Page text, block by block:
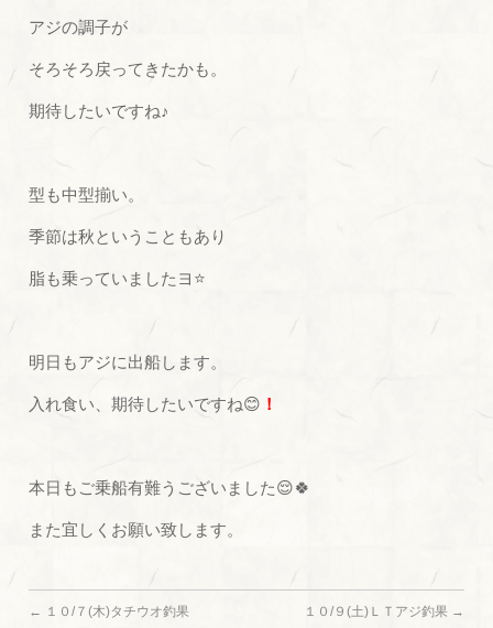
アジの調子が
そろそろ戻ってきたかも。
期待したいですね♪
型も中型揃い。
季節は秋ということもあり
脂も乗っていましたヨ⭐
明日もアジに出船します。
入れ食い、期待したいですね😊 ！
本日もご乗船有難うございました😌🍀
また宜しくお願い致します。
← １０/７(木)タチウオ釣果 １０/９(土)ＬＴアジ釣果 →